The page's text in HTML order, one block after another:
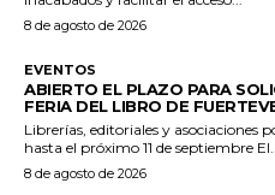
8 de agosto de 2026
EVENTOS
ABIERTO EL PLAZO PARA
FERIA DEL LIBRO DE
Librerías, editoriales y asociaciones
hasta el próximo 11 de septiembre El...
8 de agosto de 2026